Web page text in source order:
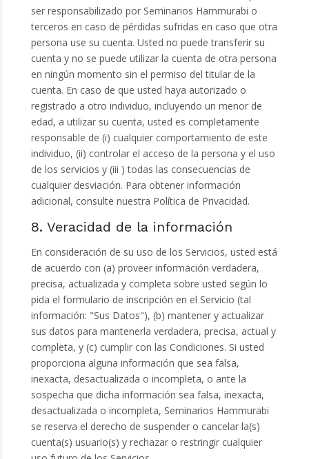
ser responsabilizado por Seminarios Hammurabi o
terceros en caso de pérdidas sufridas en caso que otra
persona use su cuenta. Usted no puede transferir su
cuenta y no se puede utilizar la cuenta de otra persona
en ningún momento sin el permiso del titular de la
cuenta. En caso de que usted haya autorizado o
registrado a otro individuo, incluyendo un menor de
edad, a utilizar su cuenta, usted es completamente
responsable de (i) cualquier comportamiento de este
individuo, (ii) controlar el acceso de la persona y el uso
de los servicios y (iii ) todas las consecuencias de
cualquier desviación. Para obtener información
adicional, consulte nuestra Política de Privacidad.
8. Veracidad de la información
En consideración de su uso de los Servicios, usted está
de acuerdo con (a) proveer información verdadera,
precisa, actualizada y completa sobre usted según lo
pida el formulario de inscripción en el Servicio (tal
información: "Sus Datos"), (b) mantener y actualizar
sus datos para mantenerla verdadera, precisa, actual y
completa, y (c) cumplir con las Condiciones. Si usted
proporciona alguna información que sea falsa,
inexacta, desactualizada o incompleta, o ante la
sospecha que dicha información sea falsa, inexacta,
desactualizada o incompleta, Seminarios Hammurabi
se reserva el derecho de suspender o cancelar la(s)
cuenta(s) usuario(s) y rechazar o restringir cualquier